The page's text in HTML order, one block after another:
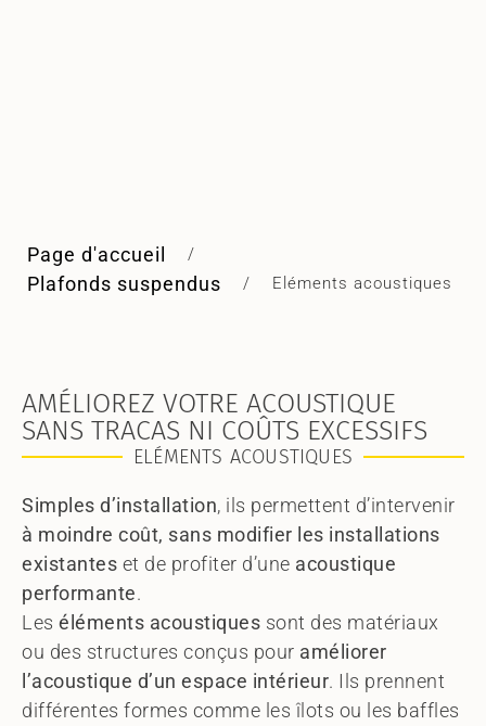
Page d'accueil /
Plafonds suspendus / Eléments acoustiques
AMÉLIOREZ VOTRE ACOUSTIQUE
SANS TRACAS NI COÛTS EXCESSIFS
ELÉMENTS ACOUSTIQUES
Simples d’installation, ils permettent d’intervenir
à moindre coût, sans modifier les installations
existantes et de profiter d’une acoustique
performante.
Les éléments acoustiques sont des matériaux
ou des structures conçus pour améliorer
l’acoustique d’un espace intérieur. Ils prennent
différentes formes comme les îlots ou les baffles